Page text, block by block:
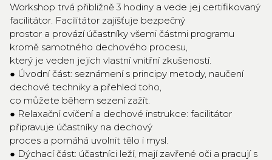
Workshop trvá přibližně 3 hodiny a vede jej certifikovaný
facilitátor. Facilitátor zajišťuje bezpečný
prostor a provází účastníky všemi částmi programu
kromě samotného dechového procesu,
který je veden jejich vlastní vnitřní zkušeností.
● Úvodní část: seznámení s principy metody, naučení
dechové techniky a přehled toho,
co můžete během sezení zažít.
● Relaxační cvičení a dechové instrukce: facilitátor
připravuje účastníky na dechový
proces a pomáhá uvolnit tělo i mysl.
● Dýchací část: účastníci leží, mají zavřené oči a pracují s